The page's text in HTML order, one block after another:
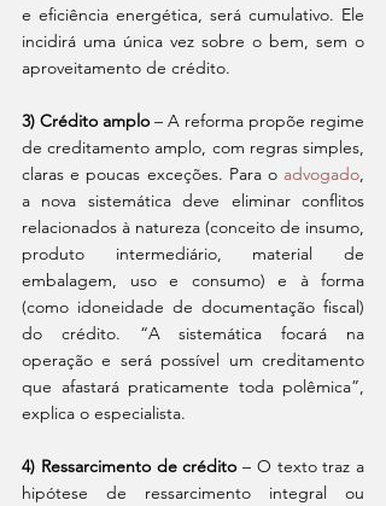
e eficiência energética, será cumulativo. Ele
incidirá uma única vez sobre o bem, sem o
aproveitamento de crédito.
3) Crédito amplo – A reforma propõe regime
de creditamento amplo, com regras simples,
claras e poucas exceções. Para o advogado,
a nova sistemática deve eliminar conflitos
relacionados à natureza (conceito de insumo,
produto intermediário, material de
embalagem, uso e consumo) e à forma
(como idoneidade de documentação fiscal)
do crédito. “A sistemática focará na
operação e será possível um creditamento
que afastará praticamente toda polêmica”,
explica o especialista.
4) Ressarcimento de crédito – O texto traz a
hipótese de ressarcimento integral ou